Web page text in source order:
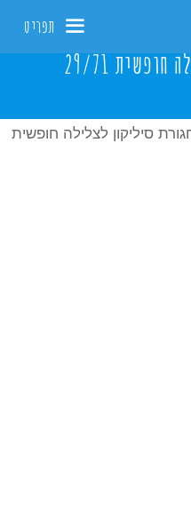
תפריט
29/71
סיליקון לצלילה חופשית